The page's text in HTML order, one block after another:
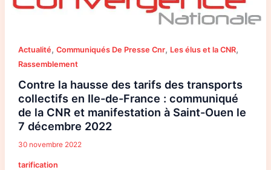
Actualité, Communiqués De Presse Cnr, Les élus et la CNR,
Rassemblement
Contre la hausse des tarifs des transports
collectifs en Ile-de-France : communiqué
de la CNR et manifestation à Saint-Ouen le
7 décembre 2022
30 novembre 2022
tarification
communiqué
et
manifestation
à
Saint-
Ouen
le
7
décembre
2022